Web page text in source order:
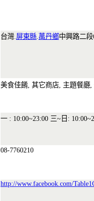
台灣. 屏東縣 萬丹鄉中興路二段
美食佳餚, 其它商店, 主題餐廳,
一 : 10:00~23:00 三~日:
08-7760210
http://www.facebook.com/